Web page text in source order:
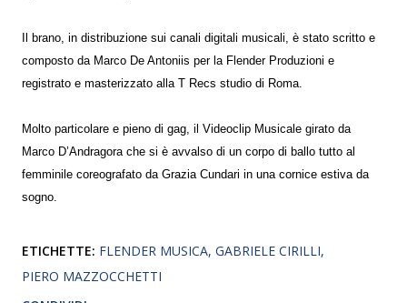
Il brano, in distribuzione sui canali digitali musicali, è stato scritto e
composto da Marco De Antoniis per la Flender Produzioni e
registrato e masterizzato alla T Recs studio di Roma.
Molto particolare e pieno di gag, il Videoclip Musicale girato da
Marco D’Andragora che si è avvalso di un corpo di ballo tutto al
femminile coreografato da Grazia Cundari in una cornice estiva da
sogno.
ETICHETTE: FLENDER MUSICA GABRIELE CIRILLI
PIERO MAZZOCCHETTI